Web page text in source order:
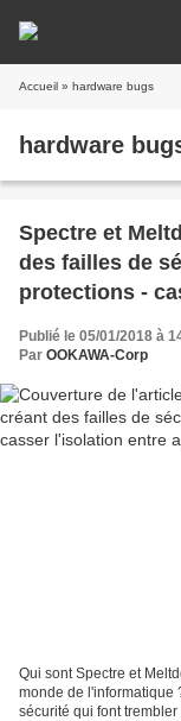
Accueil » hardware bugs
hardware
Spectre et
des failles de
protections -
applications
Publié le 05/01/2018 à
Par OOKAWA-Corp
Qui sont Spectre et
monde de l'informatique
sécurité qui font